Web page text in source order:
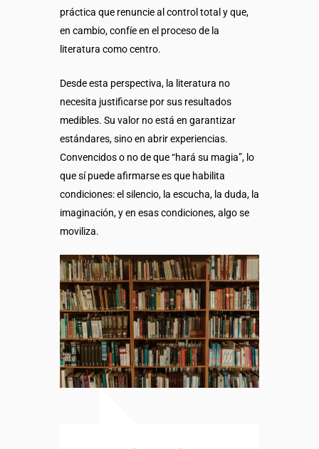
práctica que renuncie al control total y que,
en cambio, confíe en el proceso de la
literatura como centro.
Desde esta perspectiva, la literatura no
necesita justificarse por sus resultados
medibles. Su valor no está en garantizar
estándares, sino en abrir experiencias.
Convencidos o no de que “hará su magia”, lo
que sí puede afirmarse es que habilita
condiciones: el silencio, la escucha, la duda, la
imaginación, y en esas condiciones, algo se
moviliza.